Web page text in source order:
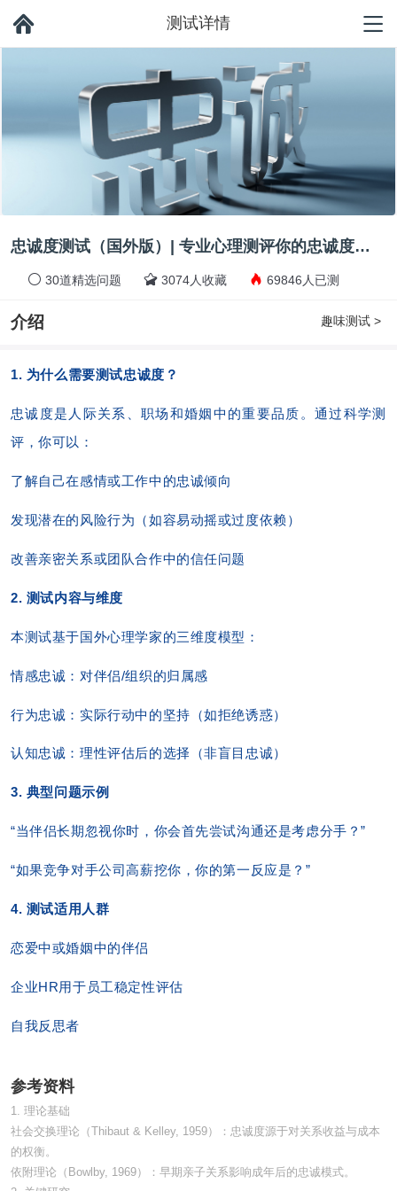
测试详情
忠诚度测试（国外版）| 专业心理测评你的忠诚度水平
30道精选问题 3074人收藏 69846人已测
介绍 趣味测试 >
1. 为什么需要测试忠诚度？
忠诚度是人际关系、职场和婚姻中的重要品质。通过科学测
评，你可以：
了解自己在感情或工作中的忠诚倾向
发现潜在的风险行为（如容易动摇或过度依赖）
改善亲密关系或团队合作中的信任问题
2. 测试内容与维度
本测试基于国外心理学家的三维度模型：
情感忠诚：对伴侣/组织的归属感
行为忠诚：实际行动中的坚持（如拒绝诱惑）
认知忠诚：理性评估后的选择（非盲目忠诚）
3. 典型问题示例
“当伴侣长期忽视你时，你会首先尝试沟通还是考虑分手？”
“如果竞争对手公司高薪挖你，你的第一反应是？”
4. 测试适用人群
恋爱中或婚姻中的伴侣
企业HR用于员工稳定性评估
自我反思者
参考资料
1. 理论基础
社会交换理论（Thibaut & Kelley, 1959）：忠诚度源于对关系收益与成本
的权衡。
依附理论（Bowlby, 1969）：早期亲子关系影响成年后的忠诚模式。